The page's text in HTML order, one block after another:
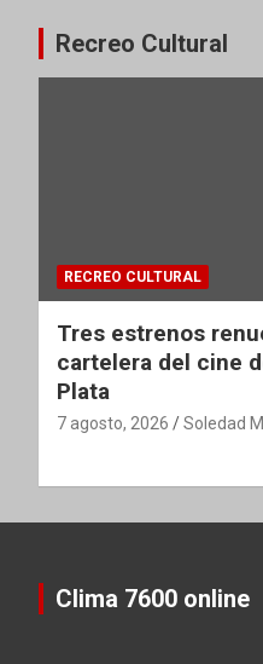
entradas
Recreo Cultural
RECREO CULTURAL
Tres estrenos
cartelera del cine
Plata
7 agosto, 2026 Soledad
Clima 7600 online